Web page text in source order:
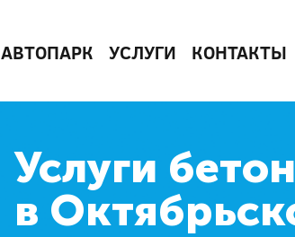
АВТОПАРК УСЛУГИ КОНТАКТЫ
Услуги
в